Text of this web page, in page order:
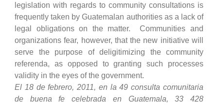
legislation with regards to community consultations is
frequently taken by Guatemalan authorities as a lack of
legal obligations on the matter. Communities and
organizations fear, however, that the new initiative will
serve the purpose of deligitimizing the community
referenda, as opposed to granting such processes
validity in the eyes of the government.
El 18 de febrero, 2011, en la 49 consulta comunitaria
de buena fe celebrada en Guatemala, 33 428